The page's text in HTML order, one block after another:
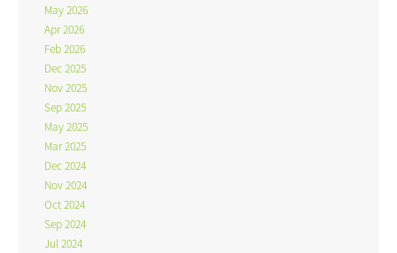
May 2026
Apr 2026
Feb 2026
Dec 2025
Nov 2025
Sep 2025
May 2025
Mar 2025
Dec 2024
Nov 2024
Oct 2024
Sep 2024
Jul 2024